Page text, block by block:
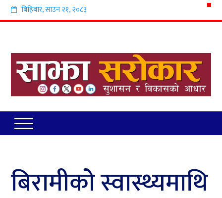
बिहिबार,साउन२१,२०८३
बिरामीको स्वास्थ्यमाथि